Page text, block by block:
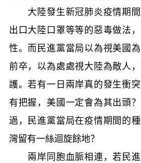
大陸發生新冠肺炎疫情期間
出口大陸口罩等等的惡毒做法
性。而民進黨當局以為視美國
前卒，以為處處視大陸為敵人
護。若有一日兩岸真的發生衝
有把握，美國一定會為其出頭
過，民進黨當局在疫情期間的
灣留有一絲迴旋餘地？
兩岸同胞血脈相連，若民進